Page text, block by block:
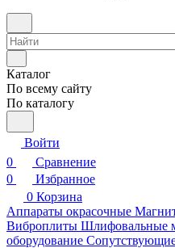
Каталог
По всему сайту
По каталогу
Войти
0
Сравнение
0
Избранное
0 Корзина
Аппараты окрасочные
Виброплиты Шлифовальные
оборудование